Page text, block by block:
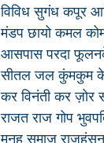
विविध सुगंध कपूर
मंडप छायो कमल
आसपास परदा
सीतल जल कुंमकुम
कर विनंती कर ज़ोर
राजत राज गोप
मनहु समाज